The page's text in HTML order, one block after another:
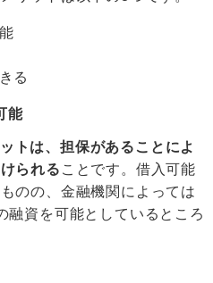
る
能
トは、担保があることによ
られる ことです。借入可能
のの、金融機関によっては
融資を可能としているところ